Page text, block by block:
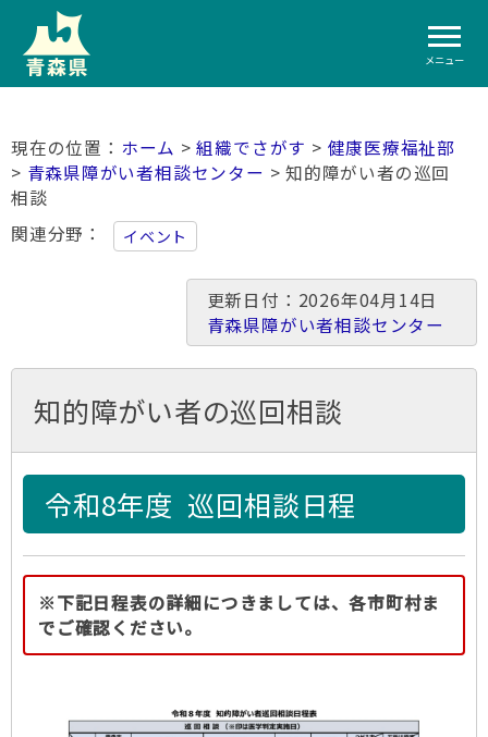
メニュー
ホーム >組織でさがす > 健康医療福祉部
> 青森県障がい者相談センター > 知的障がい者の巡回
相談
関連分野
イベント
更新日付：2026年04月14日
青森県障がい者相談センター
知的障がい者の巡回相談
令和8年度 巡回相談日程
※下記日程表の詳細につきましては、各市町村ま
でご確認ください。